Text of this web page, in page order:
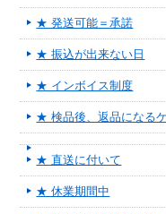
★ 発送可能＝承諾
★ 振込が出来ない日
★ インボイス制度
★ 検品後、返品になる
★ 直送に付いて
★ 休業期間中